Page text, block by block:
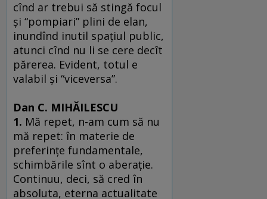
cînd ar trebui să stingă focul
şi “pompiari” plini de elan,
inundînd inutil spaţiul public,
atunci cînd nu li se cere decît
părerea. Evident, totul e
valabil şi “viceversa”.
Dan C. MIHĂILESCU
1. Mă repet, n-am cum să nu
mă repet: în materie de
preferinţe fundamentale,
schimbările sînt o aberaţie.
Continuu, deci, să cred în
absoluta, eterna actualitate